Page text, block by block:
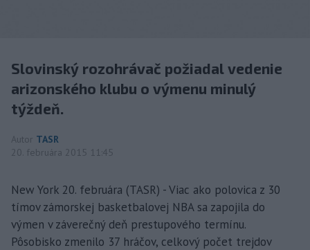
Slovinský rozohrávač požiadal vedenie
arizonského klubu o výmenu minulý
týždeň.
Autor TASR
20. februára 2015 11:45
New York 20. februára (TASR) - Viac ako polovica z 30
tímov zámorskej basketbalovej NBA sa zapojila do
výmen v záverečný deň prestupového termínu.
Pôsobisko zmenilo 37 hráčov, celkový počet trejdov